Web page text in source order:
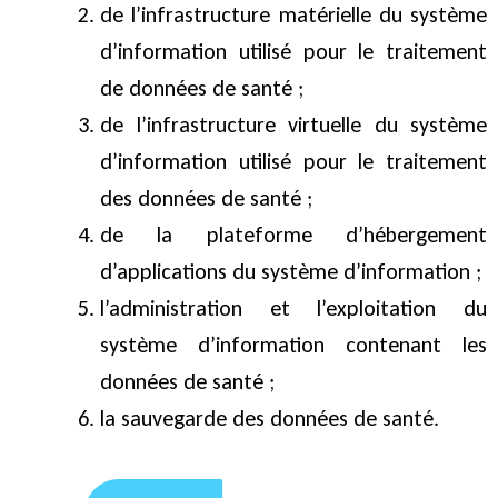
de l’infrastructure matérielle du système
d’information utilisé pour le traitement
de données de santé ;
de l’infrastructure virtuelle du système
d’information utilisé pour le traitement
des données de santé ;
de la plateforme d’hébergement
d’applications du système d’information ;
l’administration et l’exploitation du
système d’information contenant les
données de santé ;
la sauvegarde des données de santé.